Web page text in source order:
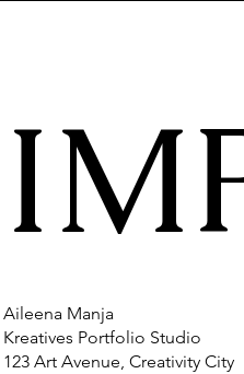
Aileena Manja
Kreatives Portfolio Studio
123 Art Avenue, Creativity City